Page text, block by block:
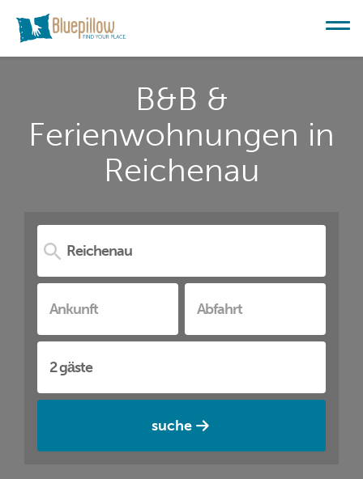
B&B &
Ferienwohnungen in
Reichenau
suche